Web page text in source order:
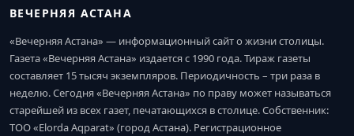
ВЕЧЕРНЯЯ АСТАНА
«Вечерняя Астана» — информационный сайт о жизни столицы.
Газета «Вечерняя Астана» издается с 1990 года. Тираж газеты
составляет 15 тысяч экземпляров. Периодичность – три раза в
неделю. Сегодня «Вечерняя Астана» по праву может называться
старейшей из всех газет, печатающихся в столице. Собственник:
ТОО «Elorda Aqparat» (город Астана). Регистрационное